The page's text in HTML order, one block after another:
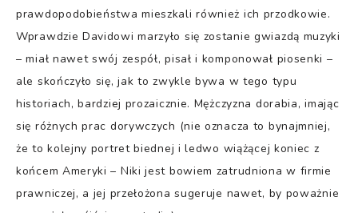
prawdopodobieństwa mieszkali również ich przodkowie.
Wprawdzie Davidowi marzyło się zostanie gwiazdą muzyki
– miał nawet swój zespół, pisał i komponował piosenki –
ale skończyło się, jak to zwykle bywa w tego typu
historiach, bardziej prozaicznie. Mężczyzna dorabia, imając
się różnych prac dorywczych (nie oznacza to bynajmniej,
że to kolejny portret biednej i ledwo wiążącej koniec z
końcem Ameryki – Niki jest bowiem zatrudniona w firmie
prawniczej, a jej przełożona sugeruje nawet, by poważnie